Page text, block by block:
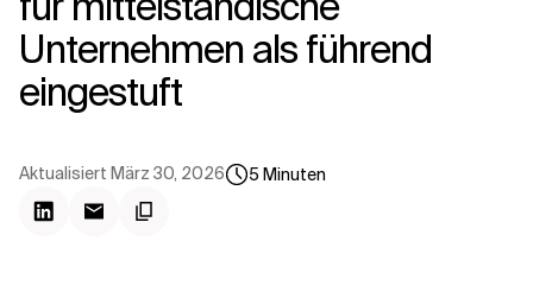
Unternehmen als führend
eingestuft
Aktualisiert März 30, 2026 5 Minuten